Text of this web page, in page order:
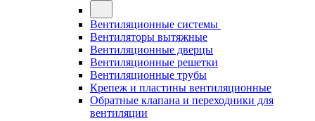
Вентиляционные системы
Вентиляторы вытяжные
Вентиляционные дверцы
Вентиляционные решетки
Вентиляционные трубы
Крепеж и пластины вентиляционные
Обратные клапана и переходники для
вентиляции